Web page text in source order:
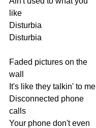
like
Disturbia
Disturbia
Faded pictures on the
wall
It's like they talkin' to me
Disconnected phone
calls
Your phone don't even